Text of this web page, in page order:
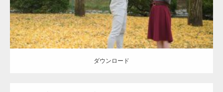
ダウンロード